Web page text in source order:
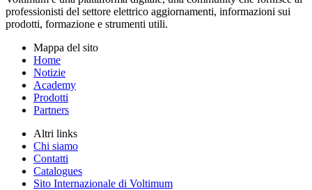
professionisti del settore elettrico aggiornamenti, informazioni sui
prodotti, formazione e strumenti utili.
Mappa del sito
Home
Notizie
Academy
Prodotti
Partners
Altri links
Chi siamo
Contatti
Catalogues
Sito Internazionale di Voltimum